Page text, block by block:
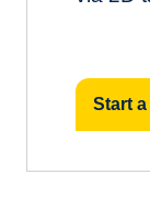
Start